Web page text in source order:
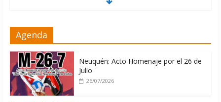
04/08/2026
Agenda
Neuquén: Acto Homenaje por el 26 de
Julio
26/07/2026